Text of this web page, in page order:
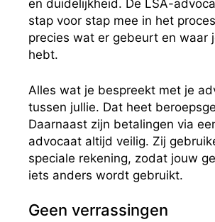
en duidelijkheid. De LSA-
stap voor stap mee in het
precies wat er gebeurt en waar
hebt.
Alles wat je bespreekt met je
tussen jullie. Dat heet
Daarnaast zijn betalingen via
advocaat altijd veilig. Zij
speciale rekening, zodat jouw
iets anders wordt gebruikt.
Geen verrassingen